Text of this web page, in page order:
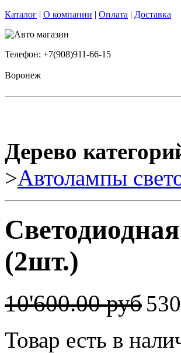
Каталог | О компании | Оплата | Доставка
Телефон: +7(908)911-66-15
Воронеж
Дерево
>Автолампы
(2шт.)
10'600.00 руб
Товар есть в